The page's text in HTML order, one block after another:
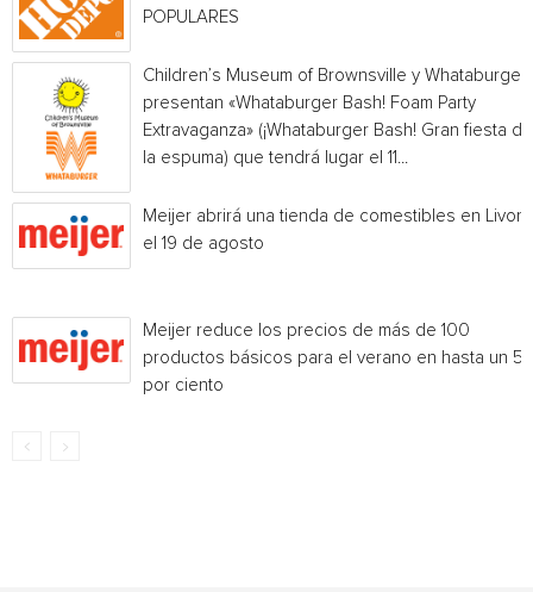
POPULARES
Children’s Museum of Brownsville y Whataburger
presentan «Whataburger Bash! Foam Party
Extravaganza» (¡Whataburger Bash! Gran fiesta de
la espuma) que tendrá lugar el 11...
Meijer abrirá una tienda de comestibles en
el 19 de agosto
Meijer reduce los precios de más de 100
productos básicos para el verano en hasta un
por ciento